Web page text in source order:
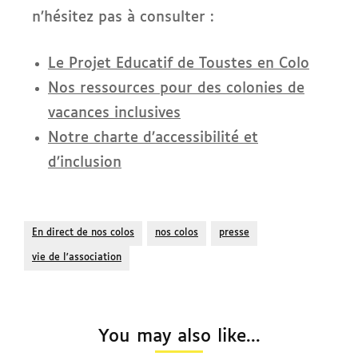
n’hésitez pas à consulter :
Le Projet Educatif de Toustes en Colo
Nos ressources pour des colonies de
vacances inclusives
Notre charte d’accessibilité et
d’inclusion
En direct de nos colos nos colos presse
vie de l'association
You may also like...